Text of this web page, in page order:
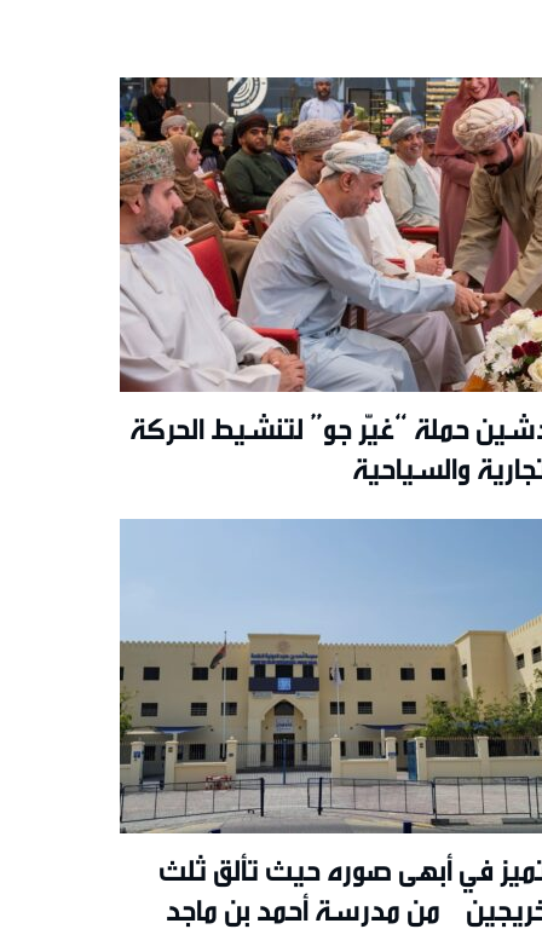
حملة “غيّر جو” لتنشيط الحركة
والسياحية
في أبهى صوره حيث تألق ثلث
من مدرسة أحمد بن ماجد